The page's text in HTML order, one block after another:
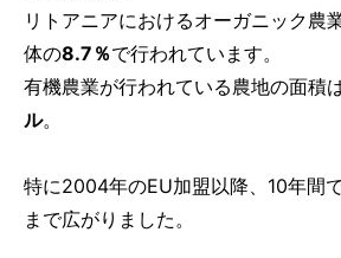
リトアニアにおけるオーガニック農
体の8.7％で行われています。
有機農業が行われている農地の面積
ル。
特に2004年のEU加盟以降、10年間
まで広がりました。